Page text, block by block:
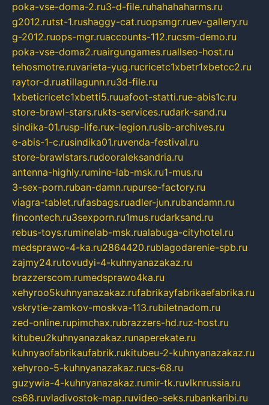
poka-vse-doma-2.ru3-d-file.ruhahahaharms.ru
g2012.rutst-1.rushaggy-cat.ruopsmgr.ruev-gallery.ru
g-2012.ruops-mgr.ruaccounts-112.rucsm-demo.ru
poka-vse-doma2.ruairgungames.ruallseo-host.ru
tehosmotre.ruvarieta-yug.rucricetc1xbetr1xbetcc2.ru
raytor-d.ruatillagunn.ru3d-file.ru
1xbeticricetc1xbetti5.ruuafoot-statti.rue-abis1c.ru
store-brawl-stars.rukts-services.rudark-sand.ru
sindika-01.rusp-life.rux-legion.rusib-archives.ru
e-abis-1-c.rusindika01.ruvenda-festival.ru
store-brawlstars.rudooraleksandria.ru
antenna-highly.rumine-lab-msk.ru1-mus.ru
3-sex-porn.ruban-damn.rupurse-factory.ru
viagra-tablet.rufasbags.ruadler-jun.rubandamn.ru
fincontech.ru3sexporn.ru1mus.rudarksand.ru
rebus-toys.ruminelab-msk.rualabuga-cityhotel.ru
medsprawo-4-ka.ru2864420.rublagodarenie-spb.ru
zajmy24.rutovudyi-4-kuhnyanazakaz.ru
brazzerscom.rumedsprawo4ka.ru
xehyroo5kuhnyanazakaz.rufabrikayfabrikaefabrika.ru
vskrytie-zamkov-moskva-113.rubiletnadom.ru
zed-online.rupimchax.rubrazzers-hd.ruz-host.ru
kitubeu2kuhnyanazakaz.runaperekate.ru
kuhnyaofabrikaufabrik.rukitubeu-2-kuhnyanazakaz.ru
xehyroo-5-kuhnyanazakaz.rucs-68.ru
guzywia-4-kuhnyanazakaz.rumir-tk.ruvlknrussia.ru
cs68.ruvladivostok-map.ruvideo-seks.rubankaribi.ru